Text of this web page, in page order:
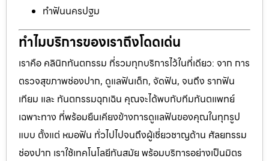
ทำฟันนครปฐม
ทำไมบริการของเราถึงโดดเด่น
เราคือ คลินิกทันตกรรม ที่รวมทุกบริการไว้ในที่เดียว: จาก การ
ตรวจสุขภาพช่องปาก, ดูแลฟันเด็ก, จัดฟัน, จนถึง รากฟัน
เทียม และ ทันตกรรมฉุกเฉิน คุณจะได้พบกับทีมทันตแพทย์
เฉพาะทาง ที่พร้อมยืนเคียงข้างการดูแลฟันของคุณในทุกรูป
แบบ ตั้งแต่ หมอฟัน ทั่วไปไปจนถึงผู้เชี่ยวชาญด้าน ศัลยกรรม
ช่องปาก เราใช้เทคโนโลยีทันสมัย พร้อมบริการอย่างเป็นมิตร